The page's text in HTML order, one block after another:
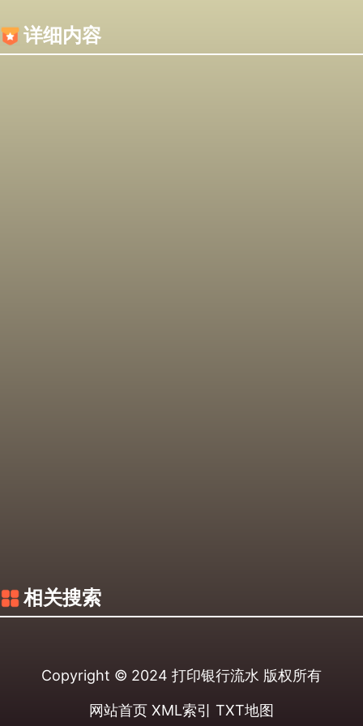
详细内容
相关搜索
Copyright © 2024 打印银行流水 版权所有
网站首页 XML索引 TXT地图